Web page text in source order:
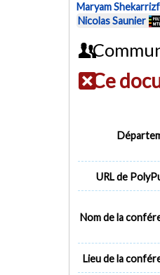
Maryam
Nicolas Saunier
Ce
URL de
Nom de la
Lieu de la